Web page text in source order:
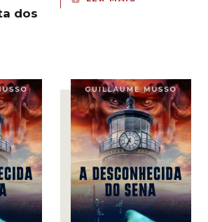
dos Escritores
€.